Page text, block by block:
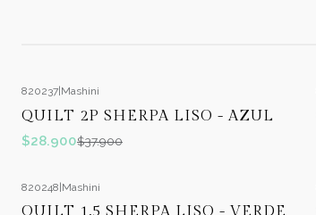
820237 Mashini
QUILT 2P SHERPA LISO - AZUL
$28.900$37.900
820248|Mashini
QUILT 1,5 SHERPA LISO - VERDE